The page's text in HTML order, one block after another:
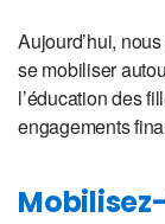
Aujourd’hui,
se mobiliser
l’éducation des
engagements